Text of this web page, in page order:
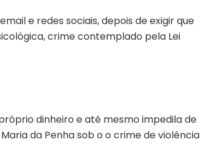
e redes sociais, depois de exigir que
crime contemplado pela Lei
dinheiro e até mesmo impedila de
da Penha sob o o crime de violência